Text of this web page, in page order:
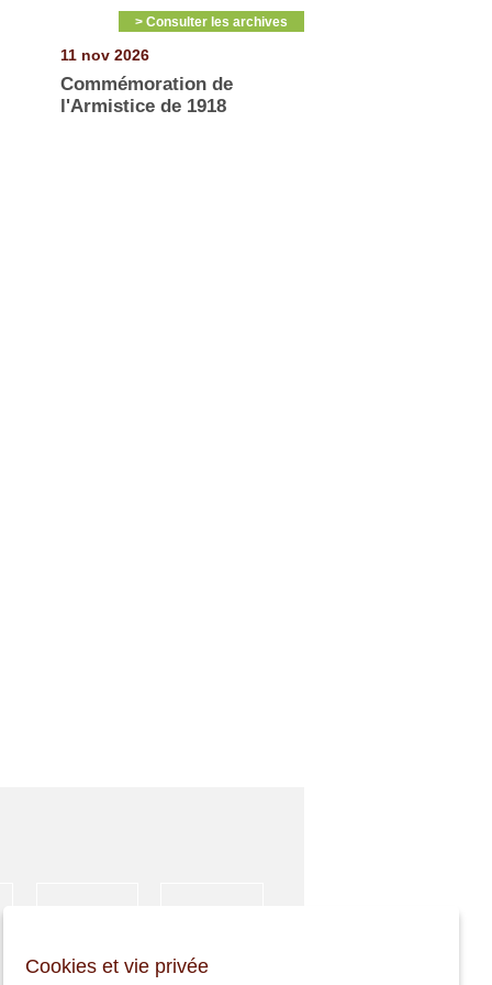
> Consulter les archives
11 nov 2026
Commémoration de
l'Armistice de 1918
ACTIVITÉS
SPORTIVES
Cookies et vie privée